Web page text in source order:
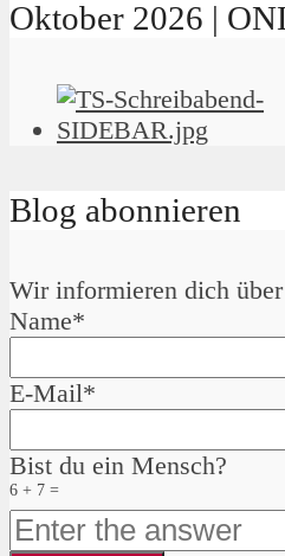
Oktober 2026 |
Blog abonnieren
Wir informieren dich
Name*
E-Mail*
Bist du ein Mensch?
6 + 7 =